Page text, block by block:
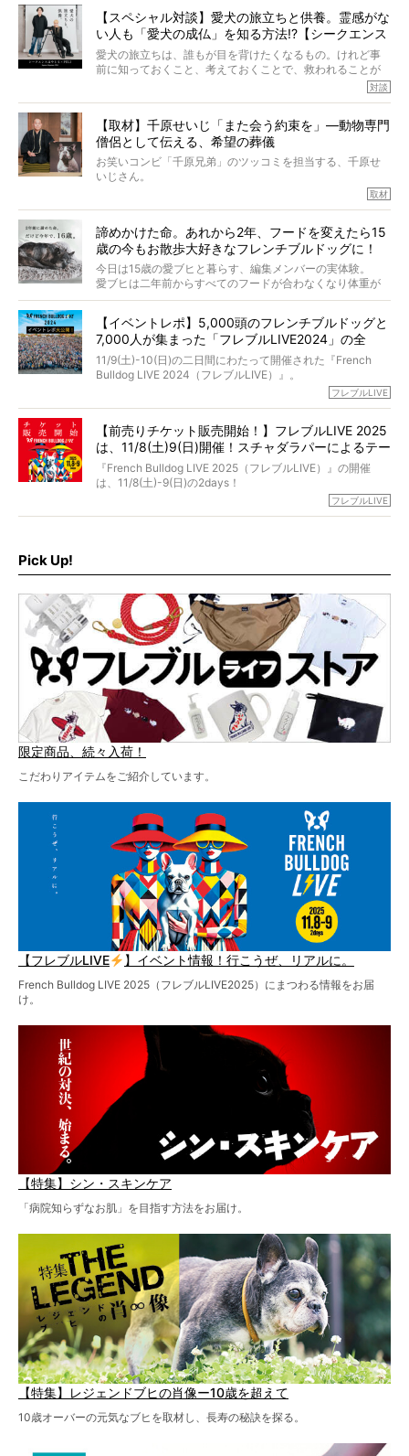
とりを目の当たりにするほどに、そのフレンチブルドッグ
愛がわたしたちのそれとまったく同じであることに、なん
だかうれしくなってしまったのでした。
春奈さんとアムちゃんのすてきな暮らしを、BUHI編集長の
小西がいつくしみながら、切り取らせていただきます。
【スペシャル対談】愛犬の旅立ちと供養。霊感がな
い人も「愛犬の成仏」を知る方法!?【シークエンス
はやとも×PELI】
愛犬の旅立ちは、誰もが目を背けたくなるもの。けれど事
前に知っておくこと、考えておくことで、救われることが
力をもつお笑い芸人「シークエンスはやとも」さんに、愛
犬の旅立ちや供養についてインタビュー。
インタビュアー兼対談相手は、大の犬好きで心霊分野の知
識にも長けているPELIさん。
「愛犬が旅立ったあと、ベッドやおもちゃはどうすればい
くれる？」
さらには、霊感がない人でも愛犬が成仏したことを知る方
法まで。
お笑い芸人だからこそ暗くなりすぎない、むしろ心がスッ
と軽くなる。
永久保存版のスペシャル対談です！
対談
【取材】千原せいじ「また会う約束を」―動物専門
僧侶として伝える、希望の葬儀
お笑いコンビ「千原兄弟」のツッコミを担当する、千原せ
いじさん。
た。
僧侶としての名は「靖賢（せいけん）」。
当時54歳という年齢にして、なぜ動物専門僧侶という道を
選んだのか。
また、愛犬の旅立ちとどのように向き合うべきなのか。
た。
取材
諦めかけた命。あれから2年、フードを変えたら15
歳の今もお散歩大好きなフレンチブルドッグに！
今日は15歳の愛ブヒと暮らす、編集メンバーの実体験。
愛ブヒは二年前からすべてのフードが合わなくなり体重が
激減。検査をしても異常はなく「年齢のせいですね…」と言
もう諦めるしかないのかな…そんなとき、我が家に届いたの
が「THE fu-do(ザ・フード)」の試食品でした。
そして「THE fu-do(ザ・フード)」を食べつづけて二年、愛
ブヒは15歳になり、今も元気にお散歩をしています。
今回は、二年前の絶望から今までを包み隠さず、時系列で
【イベントレポ】5,000頭のフレンチブルドッグと
7,000人が集まった「フレブルLIVE2024」の全
貌！
11/9(土)-10(日)の二日間にわたって開催された『French
Bulldog LIVE 2024（フレブルLIVE）』。
今年はのべ5,000頭のフレンチブルドッグと7,000人のフレ
day1の司会はフレブルラバーのロッチさん。day2の音楽フ
ェスには世代ど真ん中のPUFFYが出演するなど、例年以上
に豪華なラインナップ。
北は北海道、南は鹿児島県から。全国のフレンチブルドッ
グが一堂に会した「フレブルLIVE2024」の模様を、詳しく
フレブルLIVE
【前売りチケット販売開始！】フレブルLIVE 2025
は、11/8(土)9(日)開催！スチャダラパーによるテー
マソング制作も決定
『French Bulldog LIVE 2025（フレブルLIVE）』の開催
は、11/8(土)-9(日)の2days！
お得な前売りチケット、いよいよ販売スタートです！
ど、内容盛りだくさんでお送りしていますので、最後まで
お見逃しなく！
フレブルLIVE
Pick Up!
限定商品、続々入荷！
こだわりアイテムをご紹介しています。
【フレブルLIVE 】イベント情報！行こうぜ、リアルに。
French Bulldog LIVE 2025（フレブルLIVE2025）にまつわる情報をお届
け。
【特集】シン・スキンケア
「病院知らずなお肌」を目指す方法をお届け。
【特集】レジェンドブヒの肖像ー10歳を超えて
10歳オーバーの元気なブヒを取材し、長寿の秘訣を探る。